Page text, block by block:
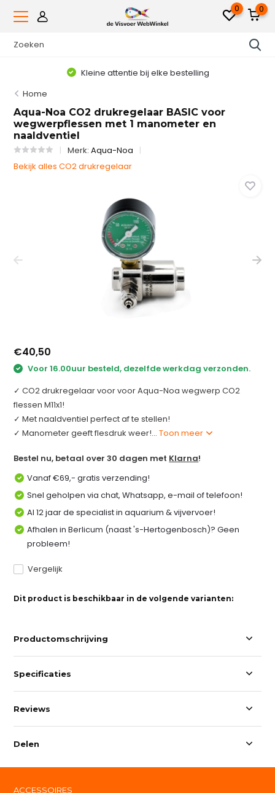
0 0
Kleine attentie bij elke bestelling
Home
Aqua-Noa CO2 drukregelaar BASIC voor
wegwerpflessen met 1 manometer en
naaldventiel
Merk:Aqua-Noa
Bekijk alles CO2 drukregelaar
€40,50
Voor 16.00uur besteld, dezelfde werkdag verzonden.
✓ CO2 drukregelaar voor voor Aqua-Noa wegwerp CO2
flessen M11x1!
✓ Met naaldventiel perfect af te stellen!
✓ Manometer geeft flesdruk weer!...Toon meer
Bestel nu, betaal over 30 dagen met Klarna!
Vanaf €69,- gratis verzending!
Snel geholpen via chat, Whatsapp, e-mail of telefoon!
Al 12 jaar de specialist in aquarium & vijvervoer!
Afhalen in Berlicum (naast 's-Hertogenbosch)? Geen
probleem!
Vergelijk
Dit product is beschikbaar in de volgende varianten:
Productomschrijving
Specificaties
Reviews
Delen
ACCESSOIRES